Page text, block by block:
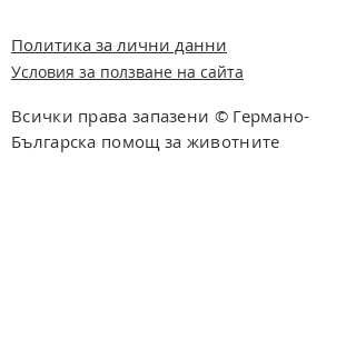
Политика за лични данни
Условия за ползване на сайта
Всички права запазени © Германо-
Българска помощ за животните